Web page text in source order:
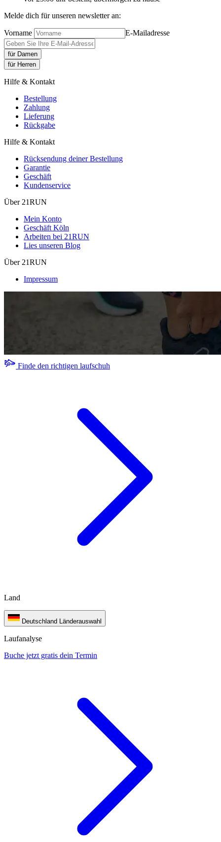
Melde dich für unseren newsletter an:
Vorname E-Mailadresse
für Damen
für Herren
Hilfe & Kontakt
Bestellung
Zahlung
Lieferung
Rückgabe
Hilfe & Kontakt
Rücksendung deiner Bestellung
Garantie
Geschäft
Kundenservice
Über 21RUN
Mein Konto
Geschäft Köln
Arbeiten bei 21RUN
Lies unseren Blog
Über 21RUN
Impressum
Finde den richtigen laufschuh
Land
Deutschland Länderauswahl
Laufanalyse
Buche jetzt gratis dein Termin